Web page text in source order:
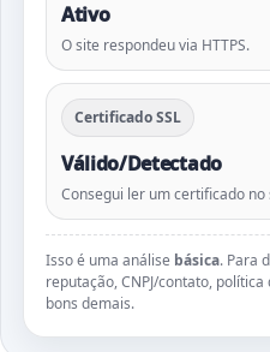
Ativo
O site respondeu via HTTPS.
Certificado SSL
Válido/Detectado
Consegui ler um certificado no
Isso é uma análise básica. Para
reputação, CNPJ/contato,
bons demais.